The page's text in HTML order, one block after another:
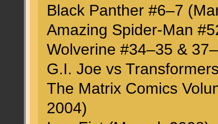
Black Panther #6–7
Amazing Spider-Man
Wolverine #34–35 &
G.I. Joe vs
The Matrix Comics
2004)